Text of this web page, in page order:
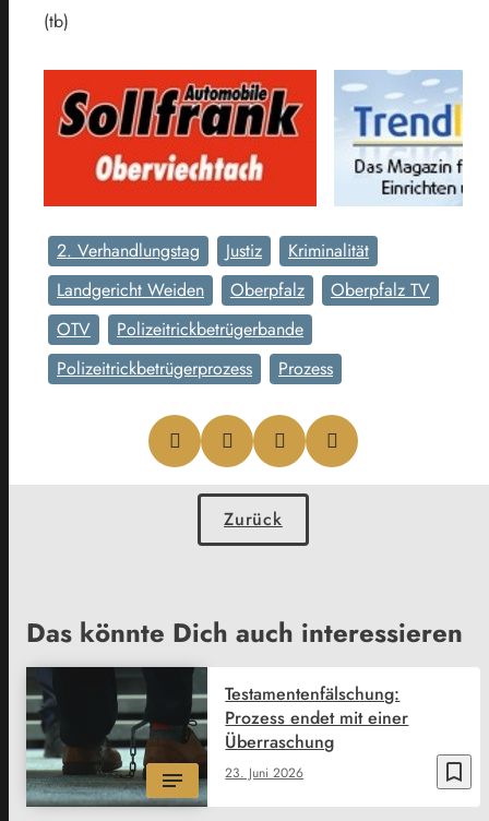
(tb)
2. Verhandlungstag Justiz
Kriminalität
Landgericht Weiden
Oberpfalz
Oberpfalz TV
OTV
Polizeitrickbetrügerbande
Polizeitrickbetrügerprozess
Prozess
Zurück
Das könnte Dich auch interessieren
bookmark_border
23. Juni 2026
Testamentenfälschung:
Prozess endet mit einer
Überraschung